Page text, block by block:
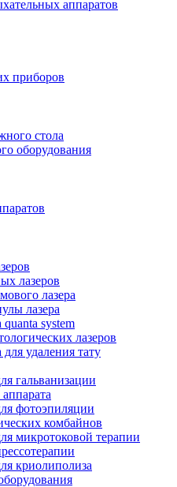
аппаратов
приборов
стола
оборудования
лазеров
лазера
лазера
quanta system
лазеров
для удаления тату
гальванизации
фотоэпиляции
комбайнов
микротоковой терапии
криолиполиза